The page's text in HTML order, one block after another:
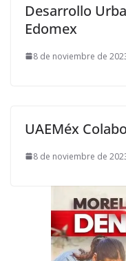
Desarrollo
Edomex
8 de noviembre de
UAEMéx
8 de noviembre de